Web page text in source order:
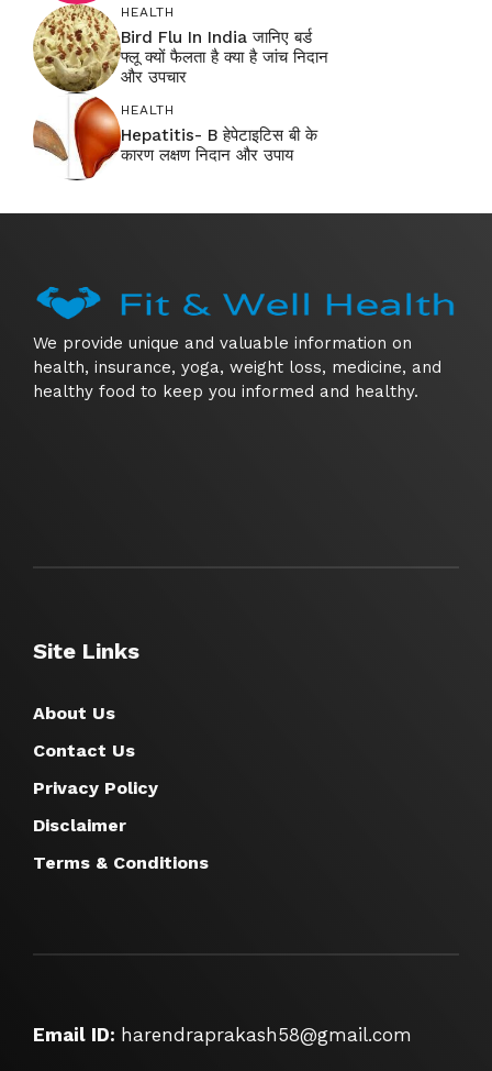
HEALTH
Bird Flu In India जानिए बर्ड
फ्लू क्यों फैलता है क्या है जांच निदान
और उपचार
HEALTH
Hepatitis- B हेपेटाइटिस बी के
कारण लक्षण निदान और उपाय
We provide unique and valuable information on
health, insurance, yoga, weight loss, medicine, and
healthy food to keep you informed and healthy.
Site Links
About Us
Contact Us
Privacy Policy
Disclaimer
Terms & Conditions
Email ID: harendraprakash58@gmail.com